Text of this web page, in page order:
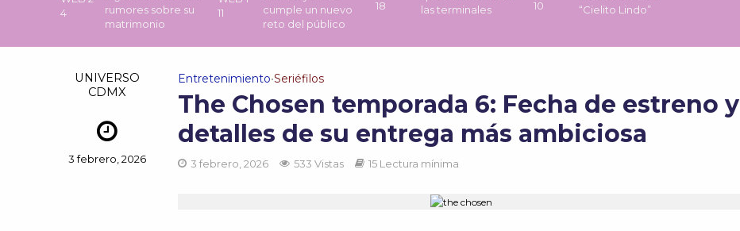
rumores sobre su
matrimonio
cumple un nuevo
reto del público
las terminales
“Cielito Lindo”
UNIVERSO
CDMX
3 febrero, 2026
Entretenimiento•Seriéfilos
The Chosen temporada 6: Fecha de estreno y
detalles de su entrega más ambiciosa
3 febrero, 2026 533 Vistas 15 Lectura mínima